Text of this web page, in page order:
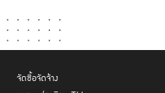
จัดซื้อจัดจ้าง